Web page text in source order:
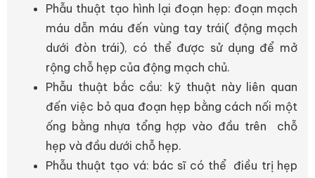
Phẫu thuật tạo hình lại đoạn hẹp: đoạn mạch
máu dẫn máu đến vùng tay trái( động mạch
dưới đòn trái), có thể được sử dụng để mở
rộng chỗ hẹp của động mạch chủ.
Phẫu thuật bắc cầu: kỹ thuật này liên quan
đến việc bỏ qua đoạn hẹp bằng cách nối một
ống bằng nhựa tổng hợp vào đầu trên chỗ
hẹp và đầu dưới chỗ hẹp.
Phẫu thuật tạo vá: bác sĩ có thể điều trị hẹp